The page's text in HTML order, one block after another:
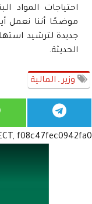
احتياجات المواد
موضحًا أننا نعمل
جديدة لترشيد
الحديثة.
وزير ـ المالية
f08c47fec0942fa0